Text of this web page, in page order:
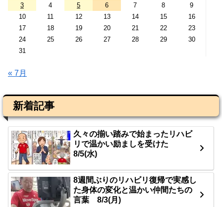
3
4 5 6 7 8
9
10
11 12 13 14 15
16
17
18 19 20 21 22
23
24
25 26 27 28 29
30
31
« 7月
新着記事
久々の揃い踏みで始まったリハビ
リで温かい励ましを受けた
8/5(水)
8週間ぶりのリハビリ復帰で実感し
た身体の変化と温かい仲間たちの
言葉 8/3(月)